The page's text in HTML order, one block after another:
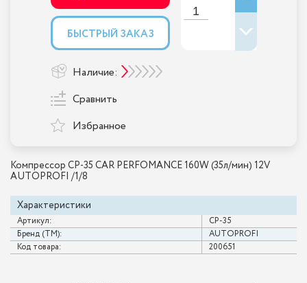
Компрессор CP-35 CAR PERFOMANCE 160W (35л/мин) 12V
AUTOPROFI /1/8
Характеристики
Артикул:
CP-35
Бренд (ТМ):
AUTOPROFI
Код товара:
200651
БЫСТРЫЙ ЗАКАЗ
Наличие:
Сравнить
Избранное